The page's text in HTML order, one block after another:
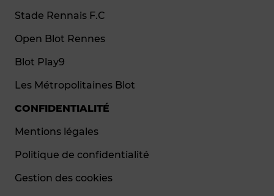
Stade Rennais F.C
Open Blot Rennes
Blot Play9
Les Métropolitaines Blot
CONFIDENTIALITÉ
Mentions légales
Politique de confidentialité
Gestion des cookies